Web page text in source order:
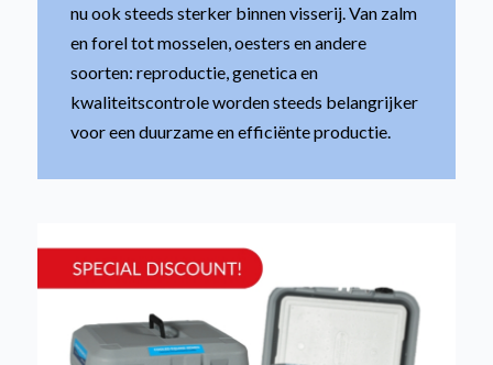
nu ook steeds sterker binnen visserij. Van zalm
en forel tot mosselen, oesters en andere
soorten: reproductie, genetica en
kwaliteitscontrole worden steeds belangrijker
voor een duurzame en efficiënte productie.